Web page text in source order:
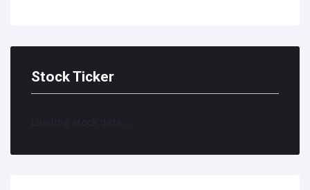
Stock Ticker
Loading stock data...